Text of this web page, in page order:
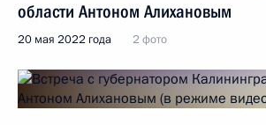
области Антоном Алихановым
20 мая 2022 года 2 фото